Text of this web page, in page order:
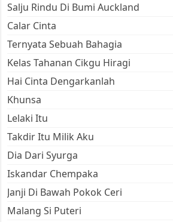
Salju Rindu Di Bumi Auckland
Calar Cinta
Ternyata Sebuah Bahagia
Kelas Tahanan Cikgu Hiragi
Hai Cinta Dengarkanlah
Khunsa
Lelaki Itu
Takdir Itu Milik Aku
Dia Dari Syurga
Iskandar Chempaka
Janji Di Bawah Pokok Ceri
Malang Si Puteri